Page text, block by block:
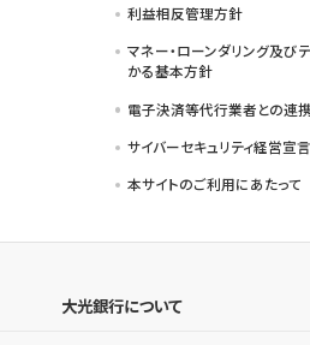
利益相反管理方針
マネー・ローンダリング及
かる基本方針
電子決済等代行業者との連
サイバーセキュリティ経営宣言
本サイトのご利用にあたって
大光銀行について